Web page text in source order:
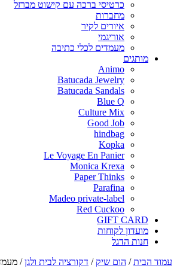
כרטיסי ברכה עם קישוט מברזל
מחברות
איורים לקיר
אוריגמי
מעמדים לכלי כתיבה
מותגים
Animo
Batucada Jewelry
Batucada Sandals
Blue Q
Culture Mix
Good Job
hindbag
Kopka
Le Voyage En Panier
Monica Krexa
Paper Thinks
Parafina
Madeo private-label
Red Cuckoo
GIFT CARD
מועדון לקוחות
חנות הדגל
עמוד הבית/ הום שיק / דקורציה לבית ולגן/